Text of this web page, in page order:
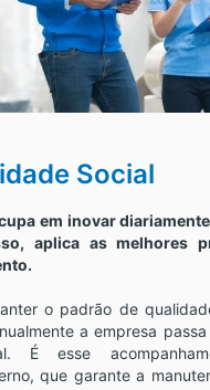
Social
em inovar
aplica as melhores
o padrão de
a empresa
É esse
que garante a